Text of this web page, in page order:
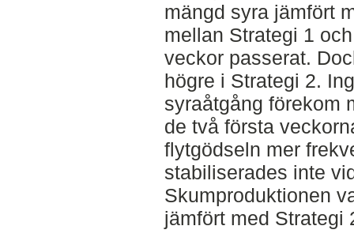
mängd syra jämfört
mellan Strategi 1
veckor passerat.
högre i Strategi 2.
syraåtgång förekom
de två första
flytgödseln mer
stabiliserades inte
Skumproduktionen
jämfört med Strategi